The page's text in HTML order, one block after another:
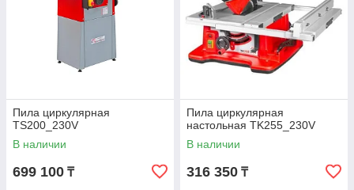
Пила циркулярная
TS200_230V
В наличии
699 100 ₸
Пила циркулярная
настольная TK255_230V
В наличии
316 350 ₸